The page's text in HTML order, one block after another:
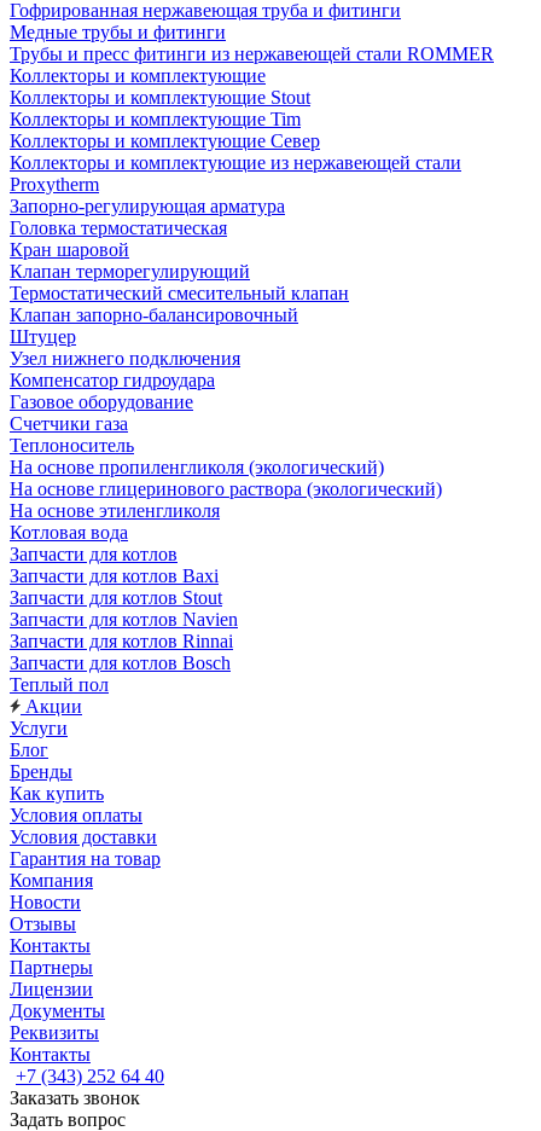
Гофрированная нержавеющая труба и фитинги
Медные трубы и фитинги
Трубы и пресс фитинги из нержавеющей стали ROMMER
Коллекторы и комплектующие
Коллекторы и комплектующие Stout
Коллекторы и комплектующие Tim
Коллекторы и комплектующие Север
Коллекторы и комплектующие из нержавеющей стали
Proxytherm
Запорно-регулирующая арматура
Головка термостатическая
Кран шаровой
Клапан терморегулирующий
Термостатический смесительный клапан
Клапан запорно-балансировочный
Штуцер
Узел нижнего подключения
Компенсатор гидроудара
Газовое оборудование
Счетчики газа
Теплоноситель
На основе пропиленгликоля (экологический)
На основе глицеринового раствора (экологический)
На основе этиленгликоля
Котловая вода
Запчасти для котлов
Запчасти для котлов Baxi
Запчасти для котлов Stout
Запчасти для котлов Navien
Запчасти для котлов Rinnai
Запчасти для котлов Bosch
Теплый пол
Акции
Услуги
Блог
Бренды
Как купить
Условия оплаты
Условия доставки
Гарантия на товар
Компания
Новости
Отзывы
Контакты
Партнеры
Лицензии
Документы
Реквизиты
Контакты
+7 (343) 252 64 40
Заказать звонок
Задать вопрос